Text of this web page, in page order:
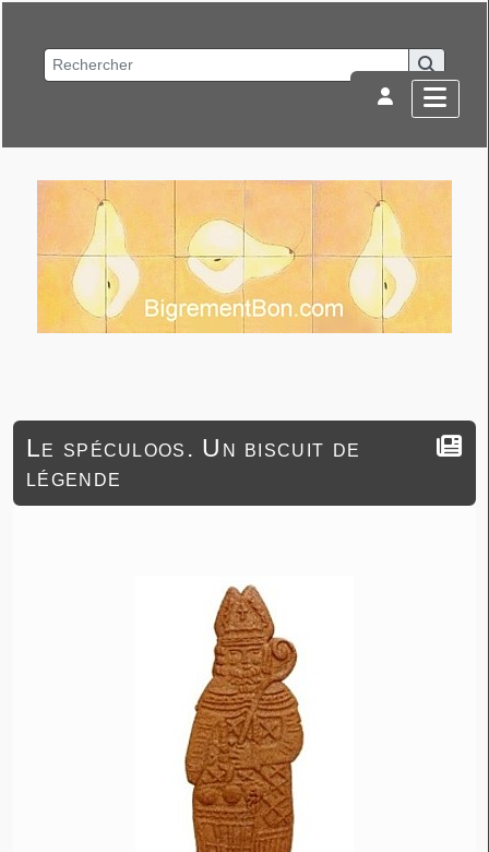
Le spéculoos. Un biscuit de
légende